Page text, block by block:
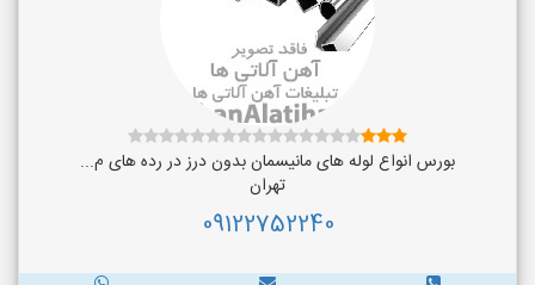
بورس انواع لوله های مانیسمان بدون درز در رده های م...
تهران
09122752240